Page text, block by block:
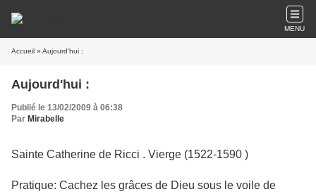
MENU
Accueil » Aujourd'hui :
Aujourd'hui :
Publié le 13/02/2009 à 06:38
Par Mirabelle
Sainte Catherine de Ricci . Vierge (1522-1590 )
Pratique: Cachez les grâces de Dieu sous le voile de